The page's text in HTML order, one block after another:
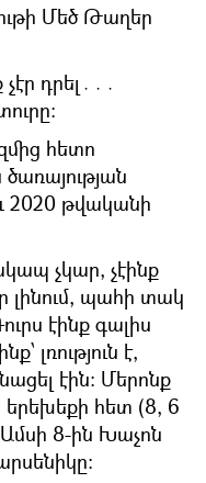
Մեծ Թաղեր
դրել․․․
հետո
2020 թվականի
չկար, չէինք
լինում, պահի տակ
էինք գալիս
լռություն է,
էին։ Մերոնք
երեխեքի հետ (8, 6
8-ին Խաչոն